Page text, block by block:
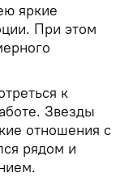
яркие
При этом
к
Звезды
отношения с
рядом и